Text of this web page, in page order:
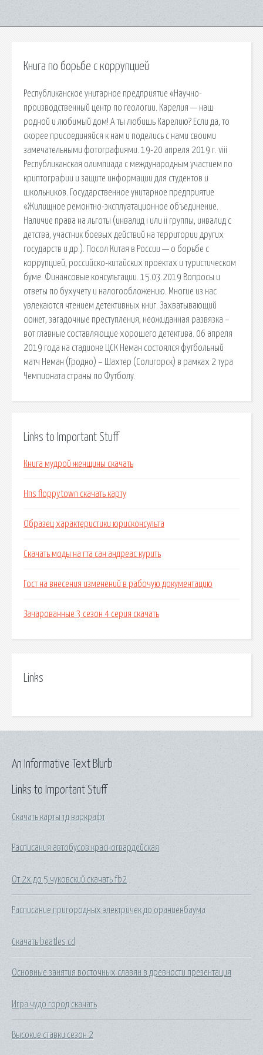
Книга по борьбе с коррупцией
Республиканское унитарное предприятие «Научно-
производственный центр по геологии. Карелия — наш
родной и любимый дом! А ты любишь Карелию? Если да, то
скорее присоединяйся к нам и поделись с нами своими
замечательными фотографиями. 19-20 апреля 2019 г. viii
Республиканская олимпиада с международным участием по
криптографии и защите информации для студентов и
школьников. Государственное унитарное предприятие
«Жилищное ремонтно-эксплуатационное объединение.
Наличие права на льготы (инвалид i или ii группы, инвалид с
детства, участник боевых действий на территории других
государств и др.). Посол Китая в России — о борьбе с
коррупцией, российско-китайских проектах и туристическом
буме. Финансовые консультации. 15.03.2019 Вопросы и
ответы по бухучету и налогообложению. Многие из нас
увлекаются чтением детективных книг. Захватывающий
сюжет, загадочные преступления, неожиданная развязка –
вот главные составляющие хорошего детектива. 06 апреля
2019 года на стадионе ЦСК Неман состоялся футбольный
матч Неман (Гродно) – Шахтер (Солигорск) в рамках 2 тура
Чемпионата страны по Футболу.
Links to Important Stuff
Книга мудрой женщины скачать
Hns floppytown скачать карту
Образец характеристики юрисконсульта
Скачать моды на гта сан андреас курить
Гост на внесения изменений в рабочую документацию
Зачарованные 3 сезон 4 серия скачать
Links
Links to Important Stuff
Скачать карты тд варкрафт
Расписания автобусов красногвардейская
От 2х до 5 чуковский скачать fb2
Расписание пригородных электричек до ораниенбаума
Скачать beatles cd
Основные занятия восточных славян в древности презентация
Игра чудо город скачать
Высокие ставки сезон 2
An Informative Text Blurb